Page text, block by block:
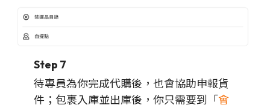
Step 7
待專員為你完成代購後，也會協助申報貨
件；包裹入庫並出庫後，你只需要到「會